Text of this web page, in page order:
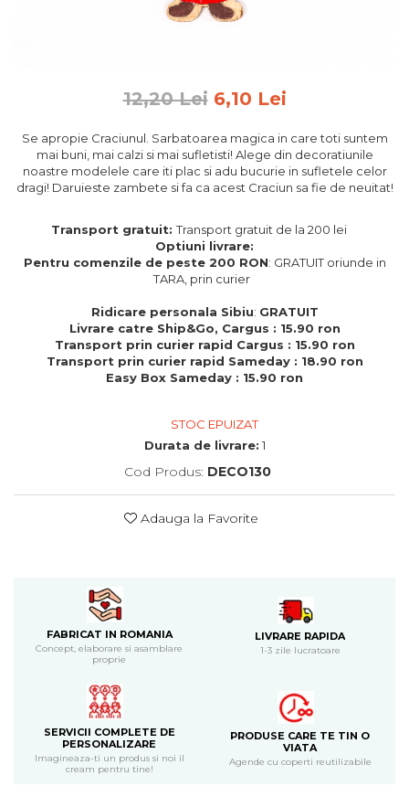
Diplome si Plachete
Insigne
Felicitari din lemn
Felicitari pentru cei dragi
Rame foto din lemn
Camion din lemn
Papioane din lemn
Decoratiuni pentru casa
Genti si portofele barbati din
Produse personalizate pentru
Martisoare
Cadouri personalizate pentru
Cadouri pentru parinti
Cadouri pentru EA
Cadouri pentru EL
Cadouri pentru iubit
Cadouri pentru mama
Cadouri pentru cea mai buna
prietena
12,20 Lei 6,10 Lei
Se apropie Craciunul. Sarbatoarea magica in care toti suntem
mai buni, mai calzi si mai sufletisti! Alege din decoratiunile
noastre modelele care iti plac si adu bucurie in sufletele celor
dragi! Daruieste zambete si fa ca acest Craciun sa fie de neuitat!
Transport gratuit:Transport gratuit de la 200 lei
Optiuni livrare:
Pentru comenzile de peste 200 RON: GRATUIT oriunde in
TARA, prin curier
Ridicare personala Sibiu: GRATUIT
Livrare catre Ship&Go, Cargus : 15.90 ron
Transport prin curier rapid Cargus : 15.90 ron
Transport prin curier rapid Sameday : 18.90 ron
Easy Box Sameday : 15.90 ron
STOC EPUIZAT
Durata de livrare: 1
Cod Produs: DECO130
Adauga la Favorite
FABRICAT IN ROMANIA
Concept, elaborare si asamblare
proprie
LIVRARE RAPIDA
1-3 zile lucratoare
SERVICII COMPLETE DE
PERSONALIZARE
Imagineaza-ti un produs si noi il
cream pentru tine!
PRODUSE CARE TE TIN O
VIATA
Agende cu coperti reutilizabile